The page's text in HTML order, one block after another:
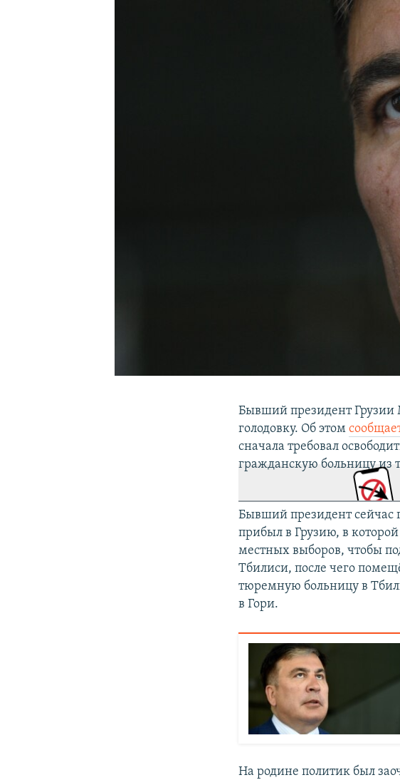
Бывший президент
голодовку. Об этом
сначала требовал
гражданскую больницу из
Бывший президент сейчас
прибыл в Грузию, в
местных выборов, чтобы
Тбилиси, после чего
тюремную больницу в
в Гори.
На родине политик был